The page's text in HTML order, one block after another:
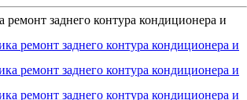
заднего контура кондиционера и